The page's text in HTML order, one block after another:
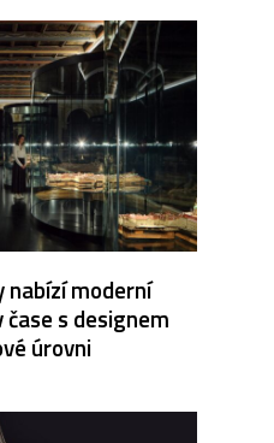
nabízí moderní
s designem
úrovni